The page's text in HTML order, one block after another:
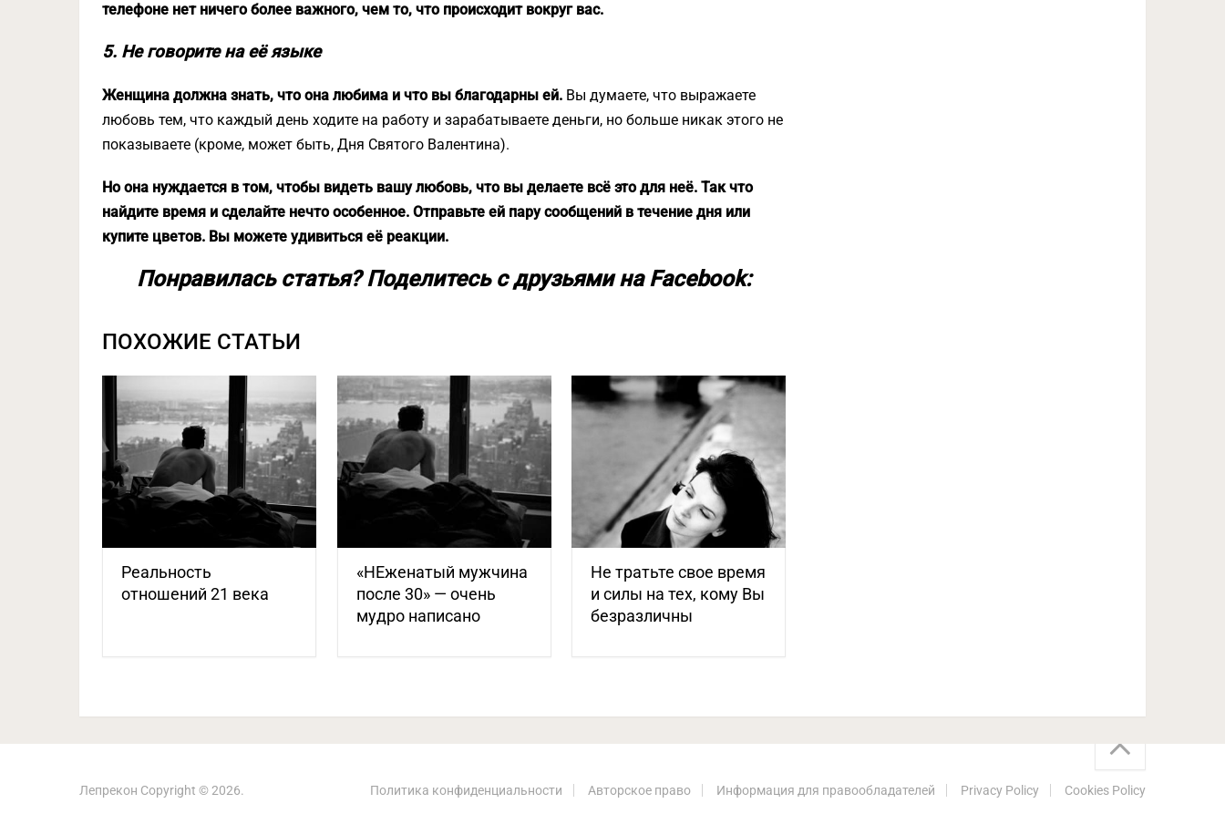
телефоне нет ничего более важного, чем то, что происходит вокруг вас.
5. Не говорите на её языке
Женщина должна знать, что она любима и что вы благодарны ей. Вы думаете, что выражаете
любовь тем, что каждый день ходите на работу и зарабатываете деньги, но больше никак этого не
показываете (кроме, может быть, Дня Святого Валентина).
Но она нуждается в том, чтобы видеть вашу любовь, что вы делаете всё это для неё. Так что
найдите время и сделайте нечто особенное. Отправьте ей пару сообщений в течение дня или
купите цветов. Вы можете удивиться её реакции.
Понравилась статья? Поделитесь с друзьями на Facebook:
ПОХОЖИЕ СТАТЬИ
Реальность
отношений 21 века
«НЕженатый мужчина
после 30» — очень
мудро написано
Не тратьте свое время
и силы на тех, кому Вы
безразличны
Лепрекон Copyright © 2026. Политика конфиденциальности Авторское право Информация для правообладателей Privacy Policy Cookies Policy